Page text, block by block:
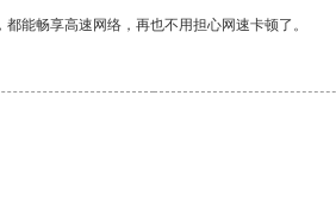
能畅享高速网络，再也不用担心网速卡顿了。